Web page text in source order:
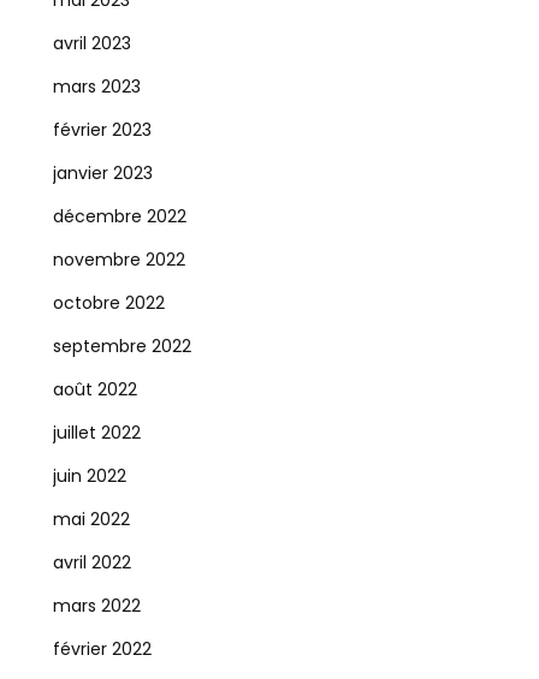
avril 2023
mars 2023
février 2023
janvier 2023
décembre 2022
novembre 2022
octobre 2022
septembre 2022
août 2022
juillet 2022
juin 2022
mai 2022
avril 2022
mars 2022
février 2022